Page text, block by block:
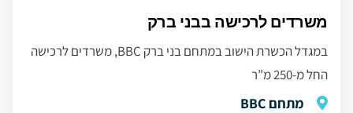
משרדים לרכישה בבני ברק
במגדל הכשרת הישוב במתחם בני ברק BBC, משרדים לרכישה
החל מ-250 מ”ר
מתחם BBC